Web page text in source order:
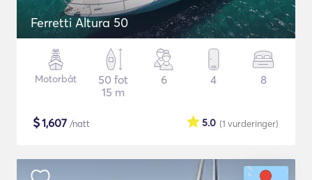
Ferretti Altura 50
Motorbåt
50 fot
15 m
6 4 8
$1,607 /natt (1 vurderinger)
5.0